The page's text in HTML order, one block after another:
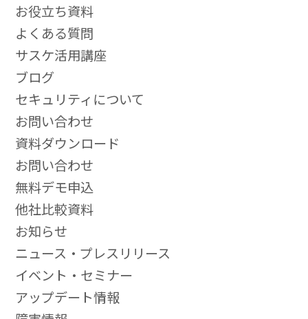
お役立ち資料
よくある質問
サスケ活用講座
ブログ
セキュリティについて
お問い合わせ
資料ダウンロード
お問い合わせ
無料デモ申込
他社比較資料
お知らせ
ニュース・プレスリリース
イベント・セミナー
アップデート情報